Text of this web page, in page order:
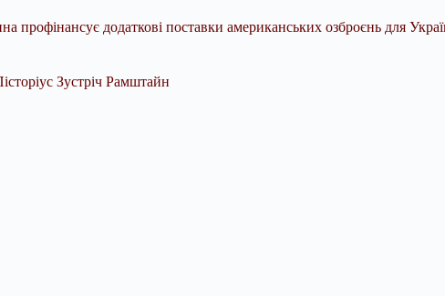
профінансує додаткові поставки американських озброєнь для
Зустріч Рамштайн